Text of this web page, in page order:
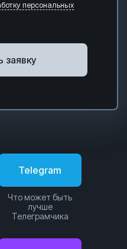
персональных
заявку
Telegram
Что может быть
лучше
Телеграмчика